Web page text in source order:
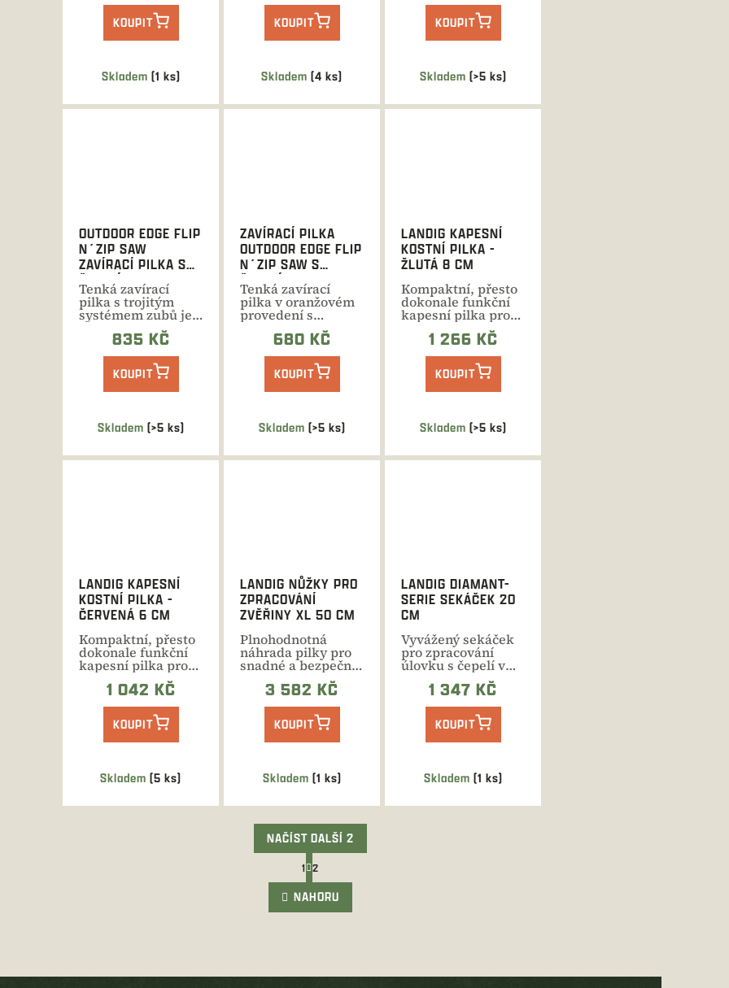
Skladem (1 ks)
KOUPIT
Skladem(4 ks)
KOUPIT
Skladem (>5 ks)
KOUPIT
Skladem (>5 ks)
OUTDOOR EDGE FLIP
N´ZIP SAW
ZAVÍRACÍ PILKA S
ČEPELÍ 7"
Tenká zavírací
pilka s trojitým
systémem zubů je
ideálním
společníkem na...
835 KČ
KOUPIT
Skladem (>5 ks)
ZAVÍRACÍ PILKA
OUTDOOR EDGE FLIP
N´ZIP SAW S
ČEPELÍ 4,4"
Tenká zavírací
pilka v oranžovém
provedení s
kapesním klipem a
nylonovým...
680 KČ
KOUPIT
Skladem (>5 ks)
LANDIG KAPESNÍ
KOSTNÍ PILKA -
ŽLUTÁ 8 CM
Kompaktní, přesto
dokonale funkční
kapesní pilka pro
přerušení zámku
nebo...1 266 KČ
KOUPIT
Skladem (5 ks)
LANDIG KAPESNÍ
KOSTNÍ PILKA -
ČERVENÁ 6 CM
Kompaktní, přesto
dokonale funkční
kapesní pilka pro
přerušení zámku
nebo...1 042 KČ
KOUPIT
Skladem (1 ks)
LANDIG NŮŽKY PRO
ZPRACOVÁNÍ
ZVĚŘINY XL 50 CM
Plnohodnotná
náhrada pilky pro
snadné a bezpečné
zlomení švu zámku
3 582 KČ
KOUPIT
Skladem (1 ks)
LANDIG DIAMANT-
SERIE SEKÁČEK 20
CM
Vyvážený sekáček
pro zpracování
úlovku s čepelí v
délce 20 cm a
hygienickou...
1 347 KČ
KOUPIT
O
v
l
í
NAČÍST DALŠÍ 2
S
t
r
á
n
1 2
NAHORU